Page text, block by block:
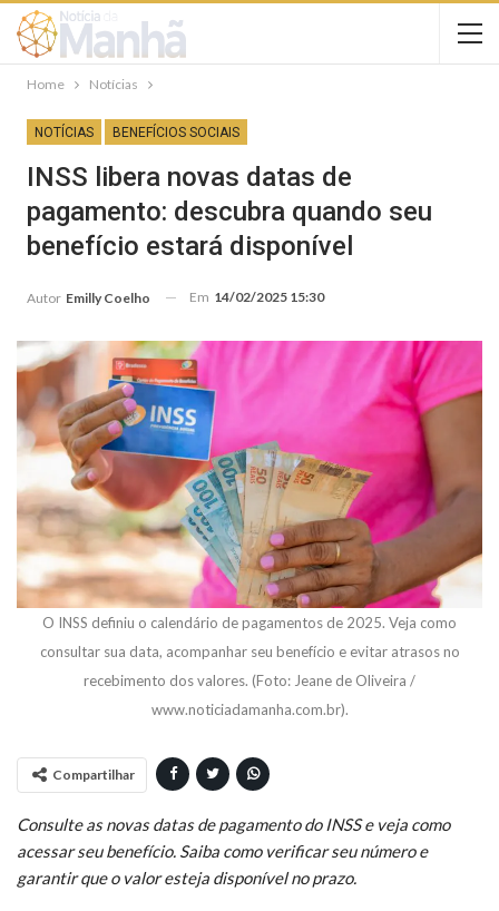
Home Notícias
NOTÍCIAS BENEFÍCIOS SOCIAIS
INSS libera novas datas de
pagamento: descubra quando seu
benefício estará disponível
Autor Emilly Coelho Em 14/02/2025 15:30
O INSS definiu o calendário de pagamentos de 2025. Veja como
consultar sua data, acompanhar seu benefício e evitar atrasos no
recebimento dos valores. (Foto: Jeane de Oliveira /
www.noticiadamanha.com.br).
Compartilhar
Consulte as novas datas de pagamento do INSS e veja como
acessar seu benefício. Saiba como verificar seu número e
garantir que o valor esteja disponível no prazo.